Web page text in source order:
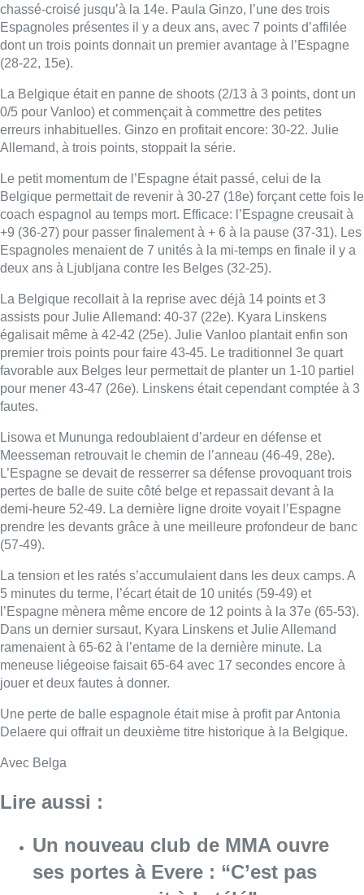
chassé-croisé jusqu’à la 14e. Paula Ginzo, l’une des trois
Espagnoles présentes il y a deux ans, avec 7 points d’affilée
dont un trois points donnait un premier avantage à l’Espagne
(28-22, 15e).
La Belgique était en panne de shoots (2/13 à 3 points, dont un
0/5 pour Vanloo) et commençait à commettre des petites
erreurs inhabituelles. Ginzo en profitait encore: 30-22. Julie
Allemand, à trois points, stoppait la série.
Le petit momentum de l’Espagne était passé, celui de la
Belgique permettait de revenir à 30-27 (18e) forçant cette fois le
coach espagnol au temps mort. Efficace: l’Espagne creusait à
+9 (36-27) pour passer finalement à + 6 à la pause (37-31). Les
Espagnoles menaient de 7 unités à la mi-temps en finale il y a
deux ans à Ljubljana contre les Belges (32-25).
La Belgique recollait à la reprise avec déjà 14 points et 3
assists pour Julie Allemand: 40-37 (22e). Kyara Linskens
égalisait même à 42-42 (25e). Julie Vanloo plantait enfin son
premier trois points pour faire 43-45. Le traditionnel 3e quart
favorable aux Belges leur permettait de planter un 1-10 partiel
pour mener 43-47 (26e). Linskens était cependant comptée à 3
fautes.
Lisowa et Mununga redoublaient d’ardeur en défense et
Meesseman retrouvait le chemin de l’anneau (46-49, 28e).
L’Espagne se devait de resserrer sa défense provoquant trois
pertes de balle de suite côté belge et repassait devant à la
demi-heure 52-49. La dernière ligne droite voyait l’Espagne
prendre les devants grâce à une meilleure profondeur de banc
(57-49).
La tension et les ratés s’accumulaient dans les deux camps. A
5 minutes du terme, l’écart était de 10 unités (59-49) et
l’Espagne mènera même encore de 12 points à la 37e (65-53).
Dans un dernier sursaut, Kyara Linskens et Julie Allemand
ramenaient à 65-62 à l’entame de la dernière minute. La
meneuse liégeoise faisait 65-64 avec 17 secondes encore à
jouer et deux fautes à donner.
Une perte de balle espagnole était mise à profit par Antonia
Delaere qui offrait un deuxième titre historique à la Belgique.
Avec Belga
Lire aussi :
Un nouveau club de MMA ouvre
ses portes à Evere : “C’est pas